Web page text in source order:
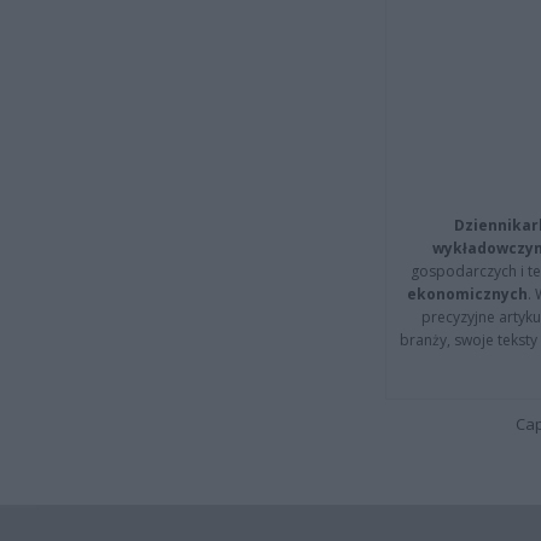
gospodarczych i
ekonomicznych.
precyzyjne
branży, swoje